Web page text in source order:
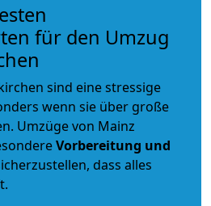
für den Umzug
sind eine stressige
wenn sie über große
Umzüge von Mainz
Vorbereitung und
dass alles